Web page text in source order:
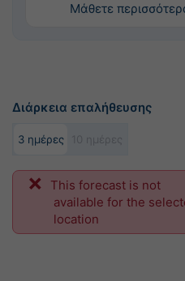
Μάθετε
Διάρκεια επαλήθευσης
3 ημέρες
This forecast is not
available for the
location